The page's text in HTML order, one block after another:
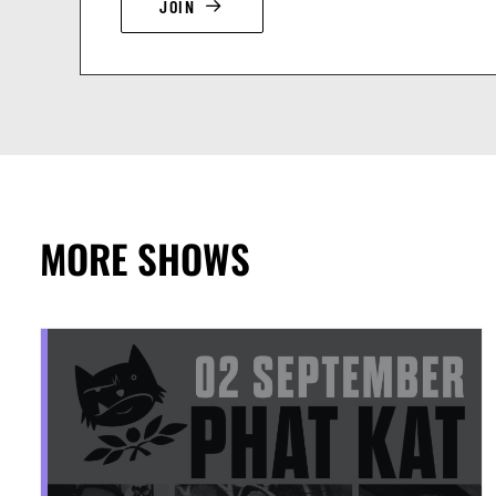
JOIN
MORE SHOWS